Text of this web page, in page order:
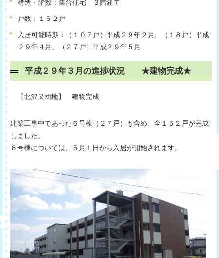
構造・階数：集合住宅 ３階建て
戸数：１５２戸
入居可能時期：（１０７戸）平成２９年２月、（１８戸）平成
２９年４月、（２７戸）平成２９年５月
平成２９年３月の進捗状況 ★建物完成★
【北沢又団地】 建物完成
建築工事中であった６号棟（２７戸）も含め、全１５２戸が完成
しました。
６号棟については、５月１日から入居が開始されます。